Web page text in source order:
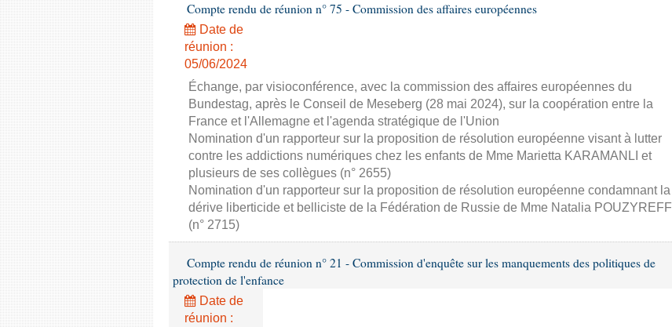
Compte rendu de réunion n° 75 - Commission des affaires européennes
Date de
réunion :
05/06/2024
Échange, par visioconférence, avec la commission des affaires européennes du
Bundestag, après le Conseil de Meseberg (28 mai 2024), sur la coopération entre la
France et l'Allemagne et l'agenda stratégique de l'Union
Nomination d'un rapporteur sur la proposition de résolution européenne visant à lutter
contre les addictions numériques chez les enfants de Mme Marietta KARAMANLI et
plusieurs de ses collègues (n° 2655)
Nomination d'un rapporteur sur la proposition de résolution européenne condamnant la
dérive liberticide et belliciste de la Fédération de Russie de Mme Natalia POUZYREFF
(n° 2715)
Compte rendu de réunion n° 21 - Commission d'enquête sur les manquements des politiques de
protection de l'enfance
Date de
réunion :